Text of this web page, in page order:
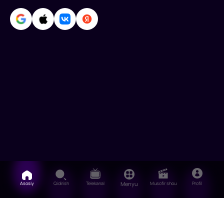
Fyodor
Bondarchuk,
Mixail
Asosiy Qidirish Telekanal Menyu Musofir shou Profil